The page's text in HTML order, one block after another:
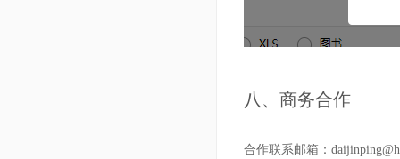
八、商务合作
合作联系邮箱：